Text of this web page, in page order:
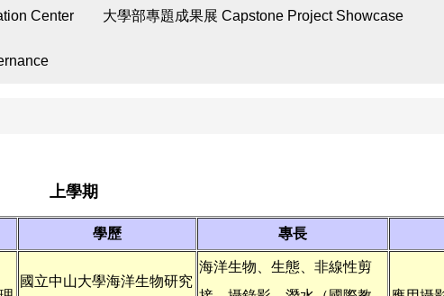
Center 大學部專題成果展 Capstone Project Showcase
上學期
學歷 專長
國立中山大學海洋生物研究
海洋生物、生態、非線性剪